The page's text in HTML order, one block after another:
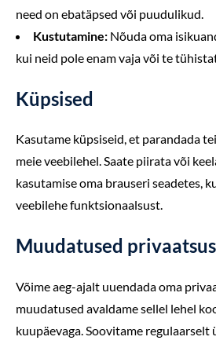
need on ebatäpsed või puudulikud.
Kustutamine: Nõuda oma
kui neid pole enam vaja või te
Küpsised
Kasutame küpsiseid, et parandada
meie veebilehel. Saate piirata või
kasutamise oma brauseri seadetes,
veebilehe funktsionaalsust.
Muudatused
Võime aeg-ajalt uuendada oma
muudatused avaldame sellel lehel
kuupäevaga. Soovitame regulaarselt